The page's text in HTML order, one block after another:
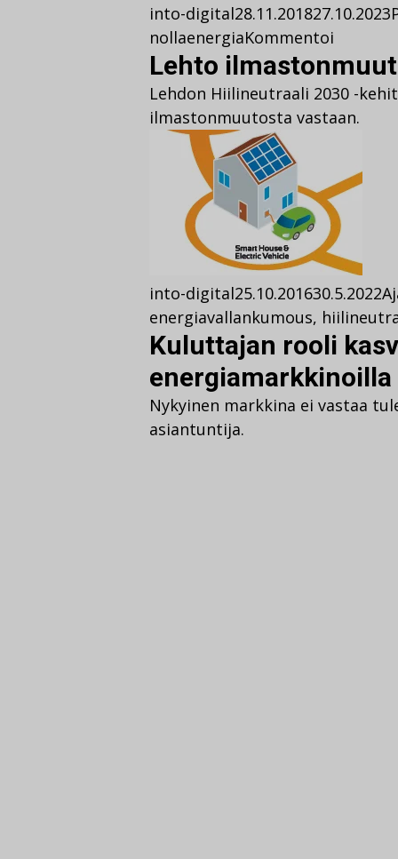
into-digital28.11.201827.10.2023
nollaenergiaKommentoi
Lehto
Lehdon Hiilineutraali 2030 -
ilmastonmuutosta vastaan.
into-digital25.10.201630.5.2022
energiavallankumous,
Kuluttajan rooli
energiamarkkinoilla
Nykyinen markkina ei vastaa
asiantuntija.